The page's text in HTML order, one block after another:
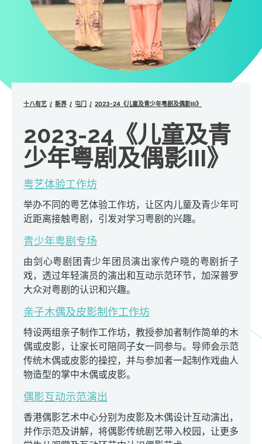
十八有艺 新界 屯门 2023-24《儿童及青少年粤剧及偶影III》
2023-24《儿童及青
少年粤剧及偶影III》
粤艺体验工作坊
举办不同的粤艺体验工作坊，让区内儿童及青少年可
近距离接触粤剧，引发对学习粤剧的兴趣。
青少年粤剧专场
由剑心粤剧团青少年团员演出家传户晓的粤剧折子
戏，透过年轻演员的演出和互动示范环节，加深普罗
大众对粤剧的认识和兴趣。
亲子木偶及皮影制作工作坊
特设两组亲子制作工作坊，教授参加者制作简单的木
偶或皮影，让家长可陪同子女一同参与。导师会示范
传统木偶或皮影的操控，并与参加者一起制作戏曲人
物造型的掌中木偶或皮影。
偶影互动示范演出
香港偶影艺术中心分别为皮影及木偶设计互动演出，
并作示范及讲解，将偶影传统剧艺带入校园，让更多